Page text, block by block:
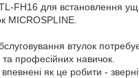
FH16 для встановлення
MICROSPLINE.
втулок потребує
та професійних навичок.
як це робити -